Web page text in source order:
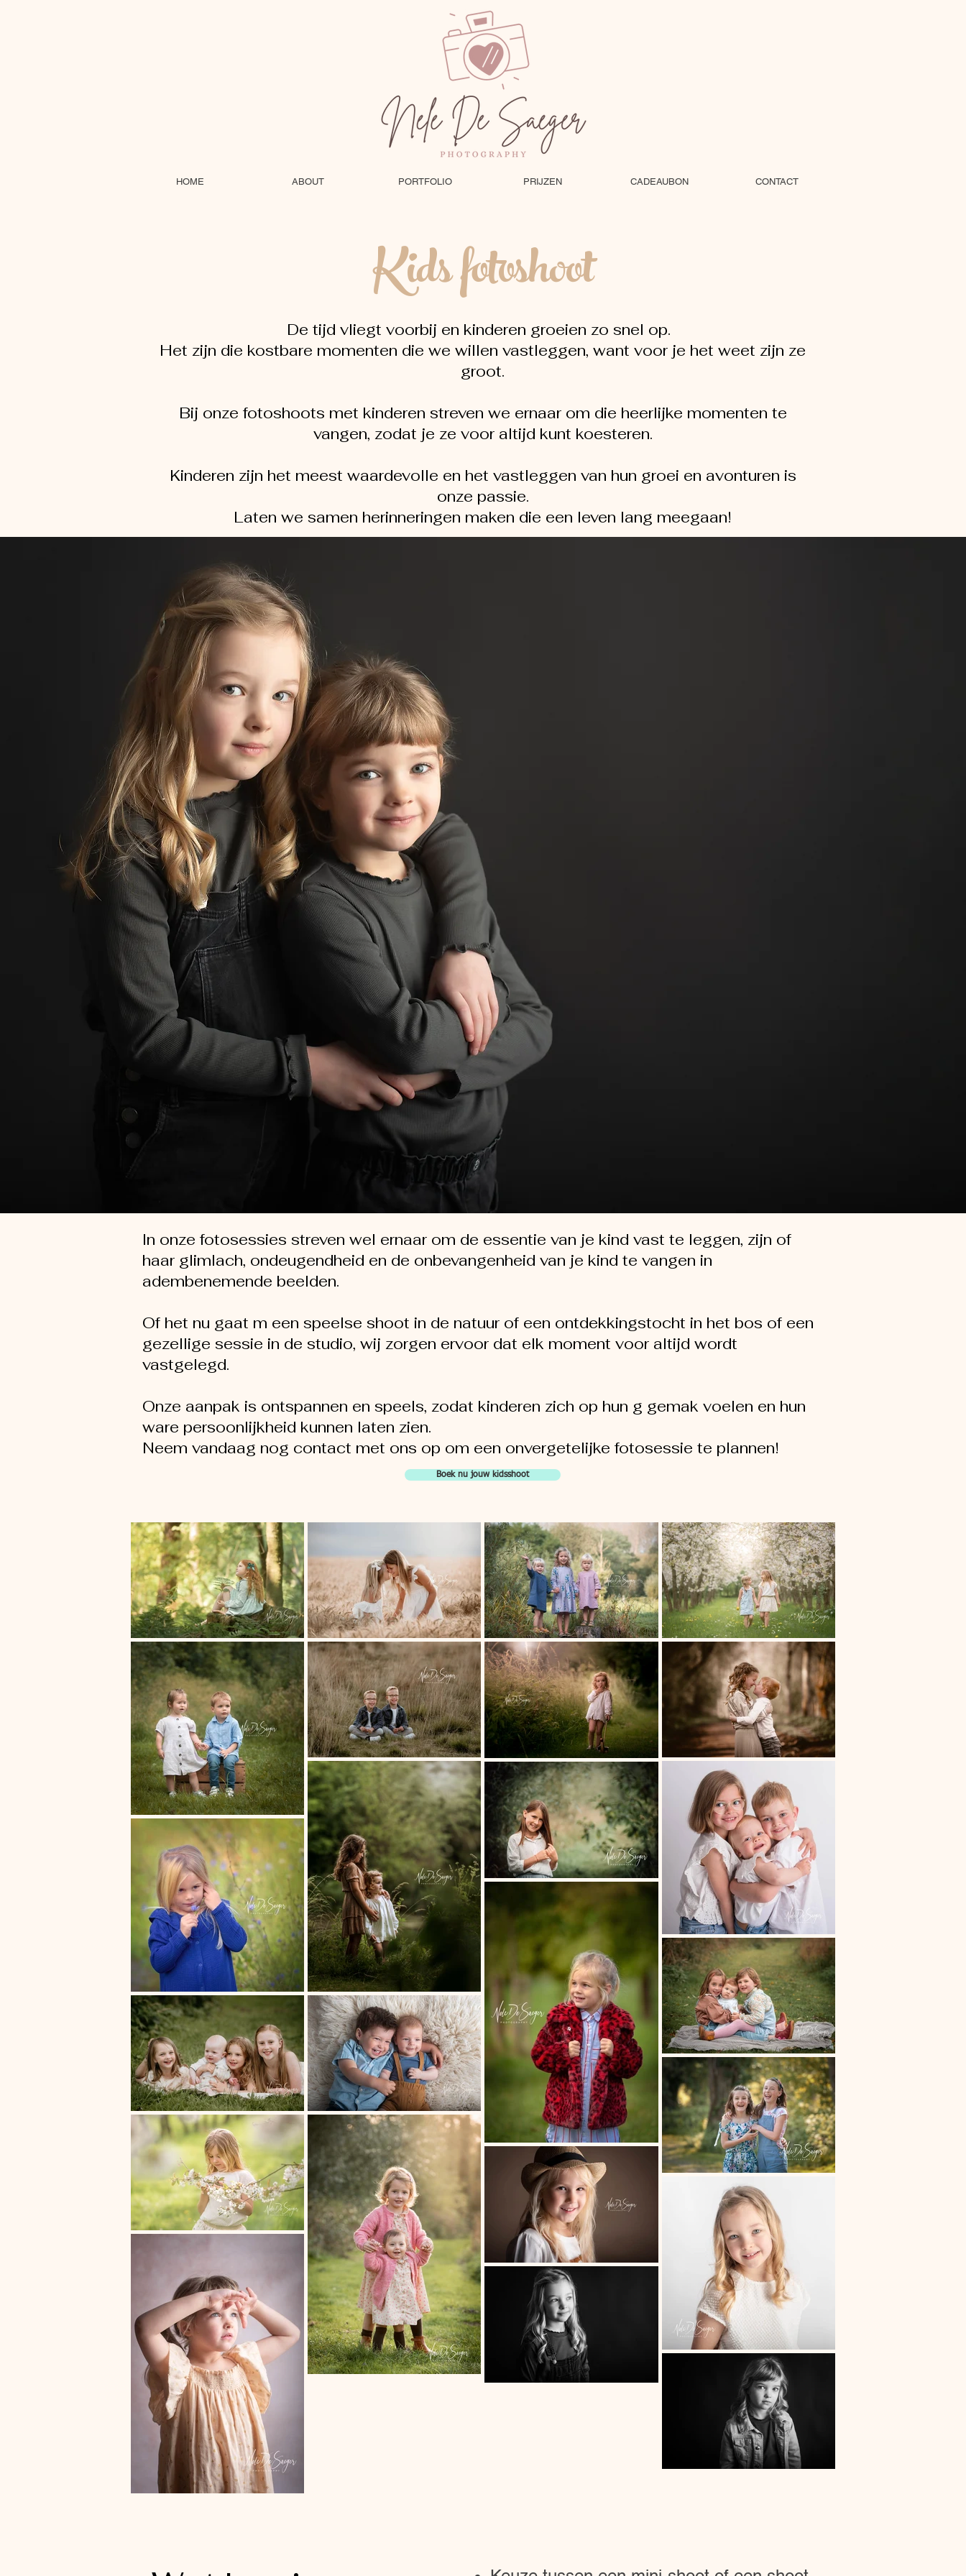
HOME ABOUT PORTFOLIO PRIJZEN CADEAUBON CONTACT
Kids fotoshoot
De tijd vliegt voorbij en kinderen groeien zo snel op.
Het zijn die kostbare momenten die we willen vastleggen, want voor je het weet zijn ze
groot.
Bij onze fotoshoots met kinderen streven we ernaar om die heerlijke momenten te
vangen, zodat je ze voor altijd kunt koesteren.
Kinderen zijn het meest waardevolle en het vastleggen van hun groei en avonturen is
onze passie.
Laten we samen herinneringen maken die een leven lang meegaan!
In onze fotosessies streven wel ernaar om de essentie van je kind vast te leggen, zijn of
haar glimlach, ondeugendheid en de onbevangenheid van je kind te vangen in
adembenemende beelden.
Of het nu gaat m een speelse shoot in de natuur of een ontdekkingstocht in het bos of een
gezellige sessie in de studio, wij zorgen ervoor dat elk moment voor altijd wordt
vastgelegd.
Onze aanpak is ontspannen en speels, zodat kinderen zich op hun g gemak voelen en hun
ware persoonlijkheid kunnen laten zien.
Neem vandaag nog contact met ons op om een onvergetelijke fotosessie te plannen!
Boek nu jouw kidsshoot